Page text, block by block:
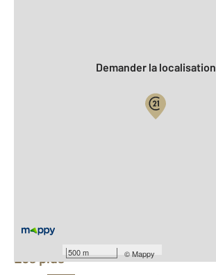
500 m ©Mappy
Demander la localisation
Équipements
Les plus